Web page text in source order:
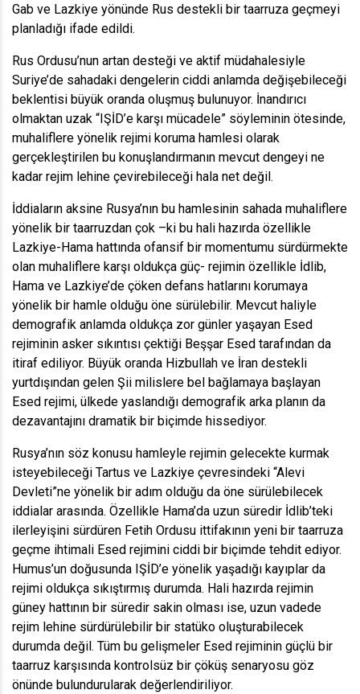
Gab ve Lazkiye yönünde Rus destekli bir taarruza geçmeyi
planladığı ifade edildi.
Rus Ordusu’nun artan desteği ve aktif müdahalesiyle
Suriye’de sahadaki dengelerin ciddi anlamda değişebileceği
beklentisi büyük oranda oluşmuş bulunuyor. İnandırıcı
olmaktan uzak “IŞİD’e karşı mücadele” söyleminin ötesinde,
muhaliflere yönelik rejimi koruma hamlesi olarak
gerçekleştirilen bu konuşlandırmanın mevcut dengeyi ne
kadar rejim lehine çevirebileceği hala net değil.
İddiaların aksine Rusya’nın bu hamlesinin sahada muhaliflere
yönelik bir taarruzdan çok –ki bu hali hazırda özellikle
Lazkiye-Hama hattında ofansif bir momentumu sürdürmekte
olan muhaliflere karşı oldukça güç- rejimin özellikle İdlib,
Hama ve Lazkiye’de çöken defans hatlarını korumaya
yönelik bir hamle olduğu öne sürülebilir. Mevcut haliyle
demografik anlamda oldukça zor günler yaşayan Esed
rejiminin asker sıkıntısı çektiği Beşşar Esed tarafından da
itiraf ediliyor. Büyük oranda Hizbullah ve İran destekli
yurtdışından gelen Şii milislere bel bağlamaya başlayan
Esed rejimi, ülkede yaslandığı demografik arka planın da
dezavantajını dramatik bir biçimde hissediyor.
Rusya’nın söz konusu hamleyle rejimin gelecekte kurmak
isteyebileceği Tartus ve Lazkiye çevresindeki “Alevi
Devleti”ne yönelik bir adım olduğu da öne sürülebilecek
iddialar arasında. Özellikle Hama’da uzun süredir İdlib’teki
ilerleyişini sürdüren Fetih Ordusu ittifakının yeni bir taarruza
geçme ihtimali Esed rejimini ciddi bir biçimde tehdit ediyor.
Humus’un doğusunda IŞİD’e yönelik yaşadığı kayıplar da
rejimi oldukça sıkıştırmış durumda. Hali hazırda rejimin
güney hattının bir süredir sakin olması ise, uzun vadede
rejim lehine sürdürülebilir bir statüko oluşturabilecek
durumda değil. Tüm bu gelişmeler Esed rejiminin güçlü bir
taarruz karşısında kontrolsüz bir çöküş senaryosu göz
önünde bulundurularak değerlendiriliyor.